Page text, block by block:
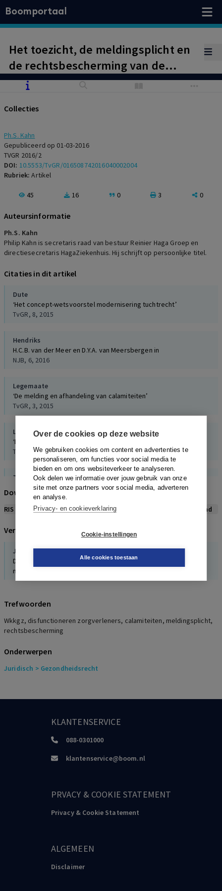
Over de cookies op deze website
We gebruiken cookies om content en advertenties te
personaliseren, om functies voor social media te
bieden en om ons websiteverkeer te analyseren.
Ook delen we informatie over jouw gebruik van onze
site met onze partners voor social media, adverteren
en analyse.
Privacy- en cookieverklaring
Cookie-instellingen
Alle cookies toestaan
Boomportaal
Het toezicht, de meldingsplicht en
de rechtsbescherming van de
zorgverlener
Collecties
Ph.S. Kahn
Gepubliceerd op 01-03-2016
TVGR 2016/2
DOI: 10.5553/TvGR/016508742016040002004
Rubriek:Artikel
45 16 0 3 0
Auteursinformatie
Ph.S. Kahn
Philip Kahn is secretaris raad van bestuur Reinier Haga Groep en
directiesecretaris HagaZiekenhuis. Hij schrijft op persoonlijke titel.
Citaties in dit artikel
Dute
‘Het concept-wetsvoorstel modernisering tuchtrecht’
TvGR, 8, 2015
Hendriks
H.C.B. van der Meer en D.Y.A. van Meersbergen in
NJB, 6, 2016
Legemaate
‘De melding en afhandeling van calamiteiten’
TvGR, 3, 2015
Legemaate
‘De melding en afhandeling van calamiteiten’
TvGR, 3, 2015
Tevens
Legemaate, ‘De melding en afhandeling van calamiteiten’
TvGR, 3, 2015
‘De melding en afhandeling van calamiteiten’
Legemaate
‘Wees open over calamiteitenonderzoek, verstrek rapportages
Legemaate
‘De melding en afhandeling van calamiteiten’
Download citeerwijze bij dit artikel
RIS BibTex APA Leidraad
Verwijzingen naar dit artikel
J.M. de Vries,B. van den Boom
Disfunctionerende zorgverleners. Vergewissen, dus niet te
missen?
Trefwoorden
Wkkgz, disfunctioneren zorgverleners, calamiteiten, meldingsplicht,
rechtsbescherming
Onderwerpen
Juridisch > Gezondheidsrecht
KLANTENSERVICE
088-0301000
klantenservice@boom.nl
PRVACY & COOKIE STATEMENT
Privacy & Cookie Statement
ALGEMEEN
Disclaimer